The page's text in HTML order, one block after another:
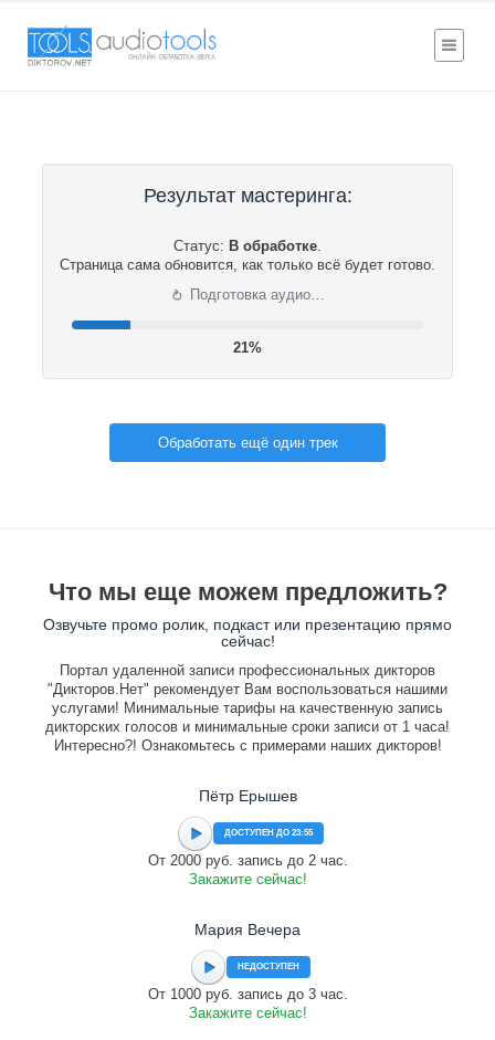
Результат мастеринга:
Статус: В обработке.
Страница сама обновится, как только всё будет готово.
⟳ Подготовка аудио…
21%
Обработать ещё один трек
Что мы еще можем предложить?
Озвучьте промо ролик, подкаст или презентацию прямо
сейчас!
Портал удаленной записи профессиональных дикторов
"Дикторов.Нет" рекомендует Вам воспользоваться нашими
услугами! Минимальные тарифы на качественную запись
дикторских голосов и минимальные сроки записи от 1 часа!
Интересно?! Ознакомьтесь с примерами наших дикторов!
Пётр Ерышев
ДОСТУПЕН ДО 23:55
От 2000 руб. запись до 2 час.
Закажите сейчас!
Мария Вечера
НЕДОСТУПЕН
От 1000 руб. запись до 3 час.
Закажите сейчас!